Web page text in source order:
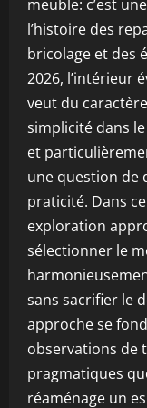
meuble: c’est
l’histoire des
bricolage et des
2026, l’intérieur
veut du
simplicité dans
et
une question de
praticité. Dans
exploration
sélectionner le
sans sacrifier le
approche se
observations de
pragmatiques
réaménage un